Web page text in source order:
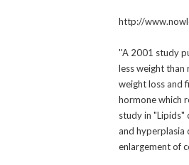
http://
''A 2001 study
less weight than
weight loss and
hormone which
study in
and hyperplasia
enlargement of